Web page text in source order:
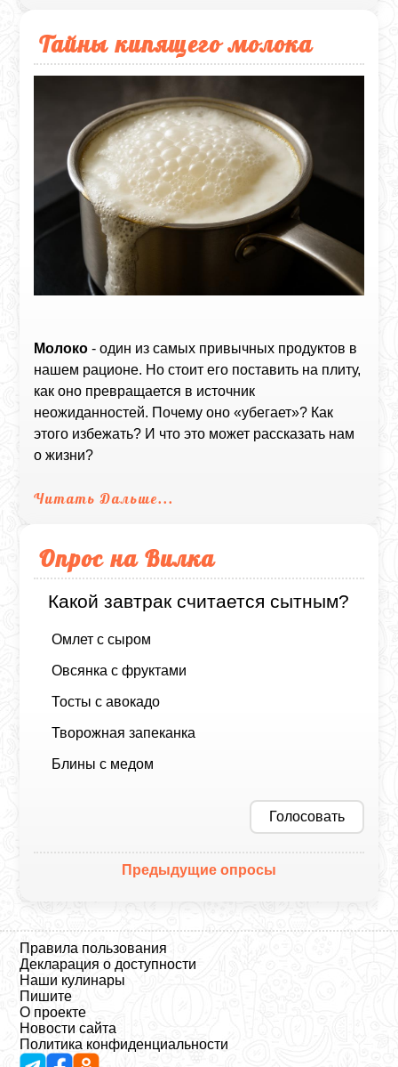
Тайны кипящего молока
Молоко - один из самых привычных продуктов в
нашем рационе. Но стоит его поставить на плиту,
как оно превращается в источник
неожиданностей. Почему оно «убегает»? Как
этого избежать? И что это может рассказать нам
о жизни?
Читать Дальше...
Опрос на Вилка
Какой завтрак считается сытным?
Омлет с сыром
Овсянка с фруктами
Тосты с авокадо
Творожная запеканка
Блины с медом
Голосовать
Предыдущие опросы
Правила пользования
Декларация о доступности
Наши кулинары
Пишите
О проекте
Новости сайта
Политика конфиденциальности